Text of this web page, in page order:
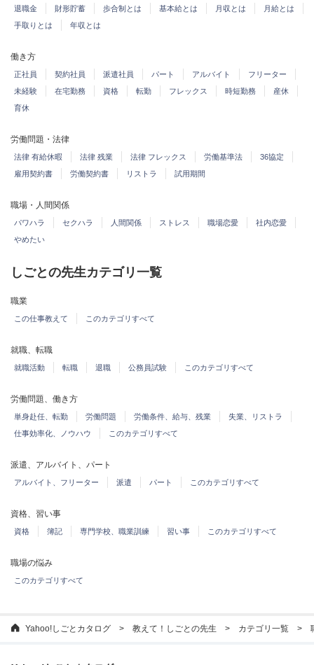
退職金
財形貯蓄 歩合制とは 基本給とは 月収とは
月給とは
手取りとは
年収とは
働き方
正社員 契約社員 派遣社員 パート アルバイト
フリーター
未経験
在宅勤務 資格 転勤 フレックス 時短勤務
産休
育休
労働問題・法律
法律 有給休暇 法律 残業 法律 フレックス 労働基準法
36協定
雇用契約書
労働契約書 リストラ 試用期間
職場・人間関係
パワハラ セクハラ 人間関係 ストレス 職場恋愛
社内恋愛
やめたい
しごとの先生カテゴリ一覧
職業
この仕事教えて このカテゴリすべて
就職、転職
就職活動 転職 退職 公務員試験 このカテゴリすべて
労働問題、働き方
単身赴任、転勤 労働問題 労働条件、給与、残業
失業、リストラ
仕事効率化、ノウハウ
このカテゴリすべて
派遣、アルバイト、パート
アルバイト、フリーター 派遣 パート このカテゴリすべて
資格、習い事
資格 簿記 専門学校、職業訓練 習い事 このカテゴリすべて
職場の悩み
このカテゴリすべて
Yahoo!しごとカタログ 教えて！しごとの先生 カテゴリ一覧